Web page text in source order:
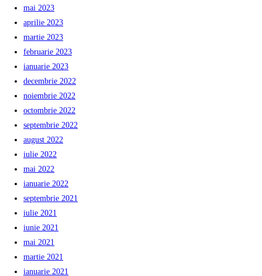
mai 2023
aprilie 2023
martie 2023
februarie 2023
ianuarie 2023
decembrie 2022
noiembrie 2022
octombrie 2022
septembrie 2022
august 2022
iulie 2022
mai 2022
ianuarie 2022
septembrie 2021
iulie 2021
iunie 2021
mai 2021
martie 2021
ianuarie 2021